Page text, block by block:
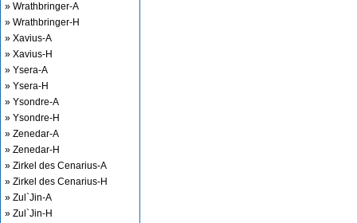
» Wrathbringer-A
» Wrathbringer-H
» Xavius-A
» Xavius-H
» Ysera-A
» Ysera-H
» Ysondre-A
» Ysondre-H
» Zenedar-A
» Zenedar-H
» Zirkel des Cenarius-A
» Zirkel des Cenarius-H
» Zul`Jin-A
» Zul`Jin-H